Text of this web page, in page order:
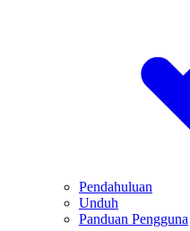
Pendahuluan
Unduh
Panduan Pengguna